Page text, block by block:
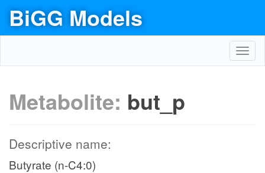
BiGG Models
Metabolite: but_p
Descriptive name:
Butyrate (n-C4:0)